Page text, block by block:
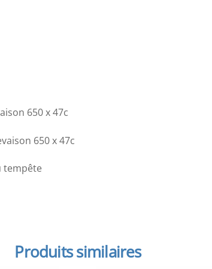
650 x 47c
650 x 47c
tempête
Produits similaires